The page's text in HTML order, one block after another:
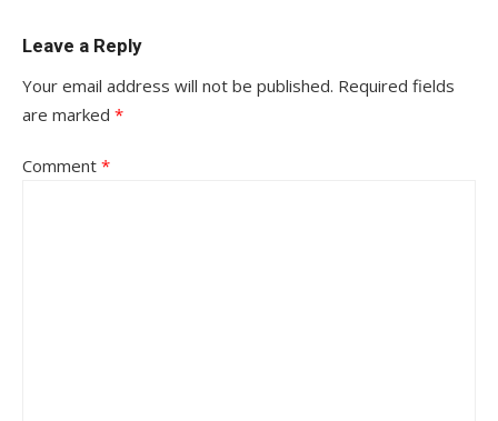
Leave a Reply
Your email address will not be published. Required fields
are marked *
Comment *